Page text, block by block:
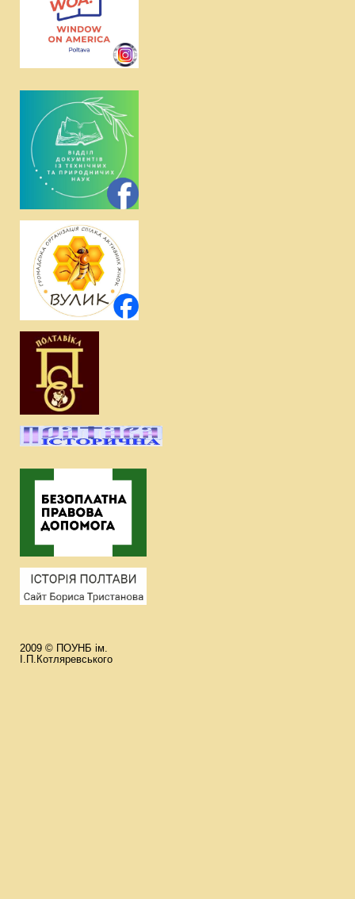
2009 © ПОУНБ ім.
І.П.Котляревського